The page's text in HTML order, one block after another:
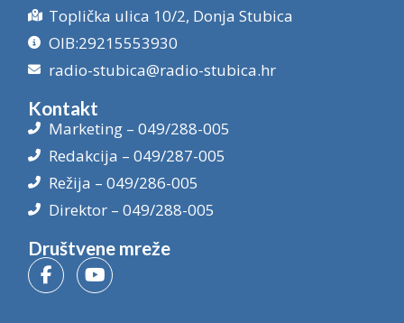
Toplička ulica 10/2, Donja Stubica
OIB:29215553930
radio-stubica@radio-stubica.hr
Kontakt
Marketing – 049/288-005
Redakcija – 049/287-005
Režija – 049/286-005
Direktor – 049/288-005
Društvene mreže